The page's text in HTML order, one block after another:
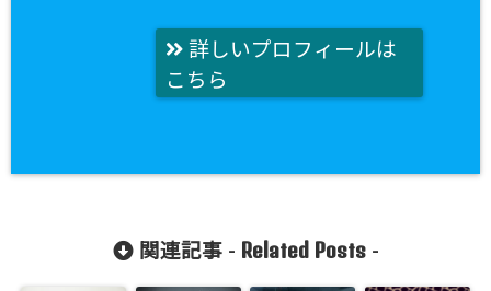
詳しいプロフィールは
こちら
関連記事 - Related Posts-